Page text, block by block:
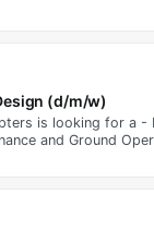
(d/m/w)
is looking for a
and Ground